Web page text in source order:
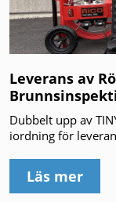
Leverans av
Dubbelt upp av
iordning för
Läs mer